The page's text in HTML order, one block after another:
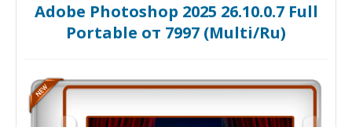
Adobe Photoshop 2025 26.10.0.7 Full
Portable от 7997 (Multi/Ru)